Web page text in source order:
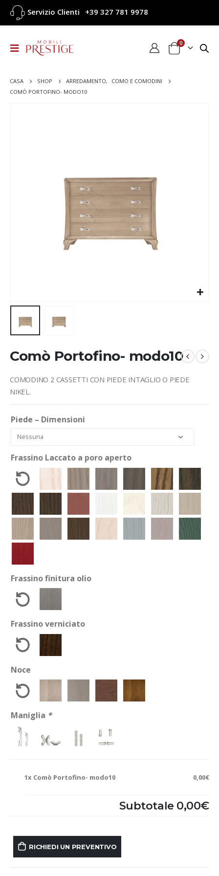
Servizio Clienti +39 327 781 9978
0
CASA SHOP ARREDAMENTO,
COMO E COMODINI
COMÒ PORTOFINO- MODO10
Comò Portofino- modo10
COMODINO 2 CASSETTI CON PIEDE INTAGLIO O PIEDE
NIKEL.
Piede – Dimensioni
Frassino Laccato a poro aperto
Frassino finitura olio
Frassino verniciato
Noce
Maniglia *
1x Comò Portofino- modo10 0,00€
Subtotale 0,00€
RICHIEDI UN PREVENTIVO